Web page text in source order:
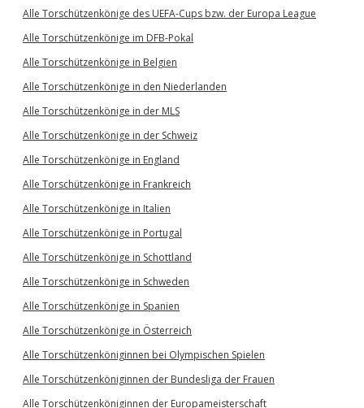
Alle Torschützenkönige des UEFA-Cups bzw. der Europa League
Alle Torschützenkönige im DFB-Pokal
Alle Torschützenkönige in Belgien
Alle Torschützenkönige in den Niederlanden
Alle Torschützenkönige in der MLS
Alle Torschützenkönige in der Schweiz
Alle Torschützenkönige in England
Alle Torschützenkönige in Frankreich
Alle Torschützenkönige in Italien
Alle Torschützenkönige in Portugal
Alle Torschützenkönige in Schottland
Alle Torschützenkönige in Schweden
Alle Torschützenkönige in Spanien
Alle Torschützenkönige in Österreich
Alle Torschützenköniginnen bei Olympischen Spielen
Alle Torschützenköniginnen der Bundesliga der Frauen
Alle Torschützenköniginnen der Europameisterschaft